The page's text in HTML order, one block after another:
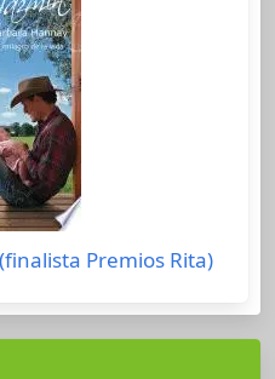
Premios Rita)